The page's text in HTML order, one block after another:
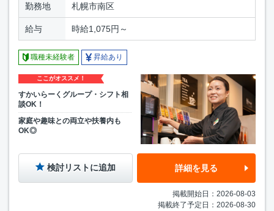
勤務地 札幌市南区
給与 時給1,075円～
職種未経験者 昇給あり
ここがオススメ！
すかいらーくグループ・シフト相
談OK！
家庭や趣味との両立や扶養内も
OK◎
検討リストに追加 詳細を見る
掲載開始日：2026-08-03
掲載終了予定日：2026-08-30